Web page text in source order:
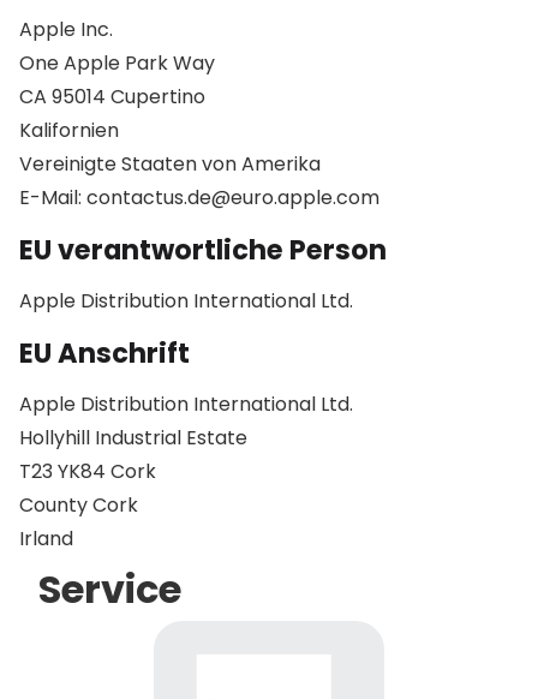
Apple Inc.
One Apple Park Way
CA 95014 Cupertino
Kalifornien
Vereinigte Staaten von Amerika
E-Mail: contactus.de@euro.apple.com
EU verantwortliche Person
Apple Distribution International Ltd.
EU Anschrift
Apple Distribution International Ltd.
Hollyhill Industrial Estate
T23 YK84 Cork
County Cork
Irland
Service